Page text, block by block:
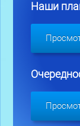
Наши